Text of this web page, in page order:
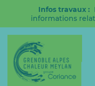
Infos travaux :
informations